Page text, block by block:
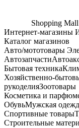
Shopping Mall
Интернет-магазины
Каталог магазинов
Авто/мототовары
Автозапчасти
Бытовая техника
Хозяйственно-
рукоделияЗоотовары
Косметика и
ОбувьМужская
Спортивные товары
Строительные